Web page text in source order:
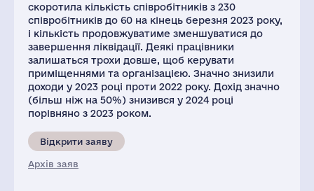
скоротила кількість співробітників з 230
співробітників до 60 на кінець березня 2023 року,
і кількість продовжуватиме зменшуватися до
завершення ліквідації. Деякі працівники
залишаться трохи довше, щоб керувати
приміщеннями та організацією. Значно знизили
доходи у 2023 році проти 2022 року. Дохід значно
(більш ніж на 50%) знизився у 2024 році
порівняно з 2023 роком.
Відкрити заяву
Архів заяв